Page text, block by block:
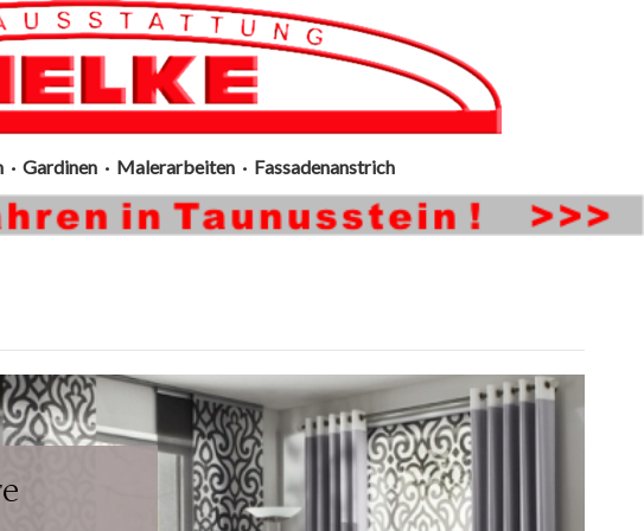
Gardinen · Malerarbeiten · Fassadenanstrich